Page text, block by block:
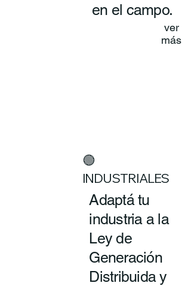
en el campo.
ver
más
🟢
INDUSTRIALES
Adaptá tu
industria a la
Ley de
Generación
Distribuida y